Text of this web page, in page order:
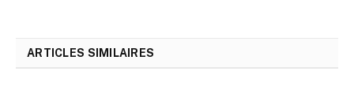
ARTICLES SIMILAIRES